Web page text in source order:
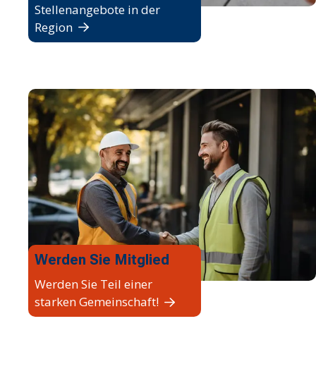
Stellenangebote in der
Region
Werden Sie Mitglied
Werden Sie Teil einer
starken Gemeinschaft!